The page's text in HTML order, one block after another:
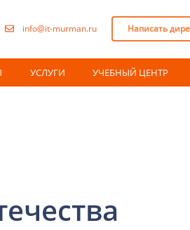
info@it-murman.ru Написать
УСЛУГИ УЧЕБНЫЙ ЦЕНТР